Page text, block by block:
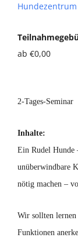
Terminkalender
ab €0,00
2-Tages-Seminar
Inhalte:
Ein Rudel Hunde
unüberwindbare
nötig machen –
Wir sollten lernen
Funktionen